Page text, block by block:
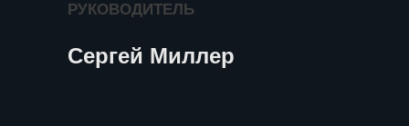
Сергей Миллер
РУКОВОДИТЕЛЬ